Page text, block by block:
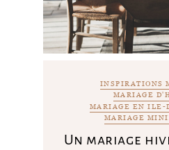
INSPIRATIONS
MARIAGE
MARIAGE EN ILE-
MARIAGE
Un mariage